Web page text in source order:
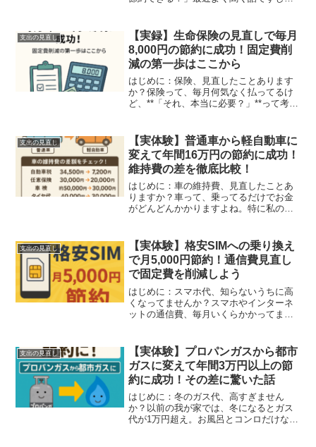
ですよね。私もそれに惹かれて、**「20
等級だし、自...
支出の見直し
【実録】生命保険の見直しで毎月
8,000円の節約に成功！固定費削
減の第一歩はここから
はじめに：保険、見直したことあります
か？保険って、毎月何気なく払ってるけ
ど、**「それ、本当に必要？」**って考え
を生命保険に支払っていました。でもあ
る日ふと思ったん...
支出の見直し
【実体験】普通車から軽自動車に
変えて年間16万円の節約に成功！
維持費の差を徹底比較！
はじめに：車の維持費、見直したことあ
りますか？車って、乗ってるだけでお金
がどんどんかかりますよね。特に私のよ
の積み重ねが家計を圧迫します。そこで
思い切って、普通...
支出の見直し
【実体験】格安SIMへの乗り換え
で月5,000円節約！通信費見直し
で固定費を削減しよう
はじめに：スマホ代、知らないうちに高
くなってませんか？スマホやインターネ
ットの通信費、毎月いくらかかってます
と、気づかないうちに毎月かなりの出費
になっていることも。そこで...
支出の見直し
【実体験】プロパンガスから都市
ガスに変えて年間3万円以上の節
約に成功！その差に驚いた話
はじめに：冬のガス代、高すぎません
か？以前の我が家では、冬になるとガス
代が1万円超え。お風呂とコンロだけなの